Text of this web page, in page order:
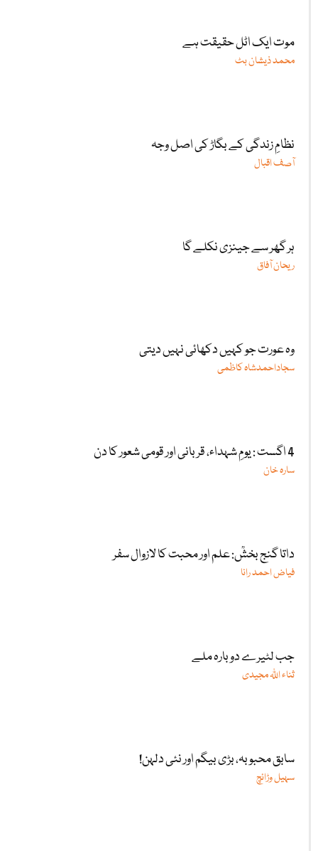
موت ایک اٹل حقیقت ہے
محمد ذیشان بٹ
نظامِ زندگی کے بگاڑ کی اصل وجہ
آصف اقبال
ہر گھر سے جینزی نکلے گا
ریحان آفاق
وہ عورت جو کہیں دکھائی نہیں دیتی
سجاداحمدشاہ کاظمی
4 اگست : یومِ شہداء، قربانی اور قومی شعور کا دن
سارہ خان
داتا گنج بخشؒ: علم اور محبت کا لازوال سفر
فیاض احمد رانا
جب لٹیرے دوبارہ ملے
ثناء اللّٰہ مجیدی
سابق محبوبہ، بڑی بیگم اور نئی دلہن!
سہیل وڑائچ